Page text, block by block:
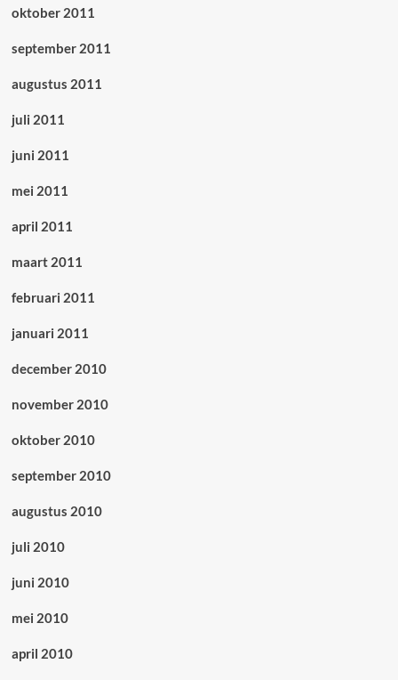
oktober 2011
september 2011
augustus 2011
juli 2011
juni 2011
mei 2011
april 2011
maart 2011
februari 2011
januari 2011
december 2010
november 2010
oktober 2010
september 2010
augustus 2010
juli 2010
juni 2010
mei 2010
april 2010